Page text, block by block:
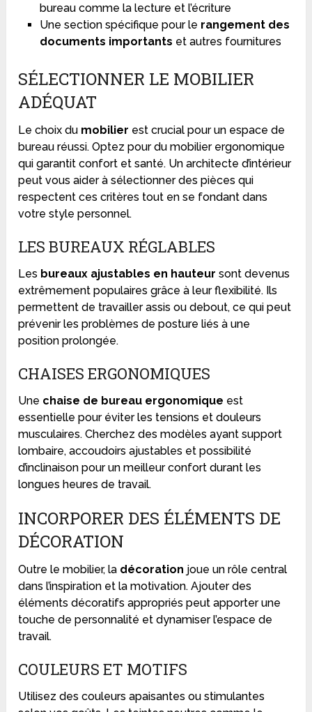
bureau comme la lecture et l’écriture
Une section spécifique pour le rangement des
documents importants et autres fournitures
SÉLECTIONNER LE MOBILIER
ADÉQUAT
Le choix du mobilier est crucial pour un espace de
bureau réussi. Optez pour du mobilier ergonomique
qui garantit confort et santé. Un architecte d’intérieur
peut vous aider à sélectionner des pièces qui
respectent ces critères tout en se fondant dans
votre style personnel.
LES BUREAUX RÉGLABLES
Les bureaux ajustables en hauteur sont devenus
extrêmement populaires grâce à leur flexibilité. Ils
permettent de travailler assis ou debout, ce qui peut
prévenir les problèmes de posture liés à une
position prolongée.
CHAISES ERGONOMIQUES
Une chaise de bureau ergonomique est
essentielle pour éviter les tensions et douleurs
musculaires. Cherchez des modèles ayant support
lombaire, accoudoirs ajustables et possibilité
d’inclinaison pour un meilleur confort durant les
longues heures de travail.
INCORPORER DES ÉLÉMENTS DE
DÉCORATION
Outre le mobilier, la décoration joue un rôle central
dans l’inspiration et la motivation. Ajouter des
éléments décoratifs appropriés peut apporter une
touche de personnalité et dynamiser l’espace de
travail.
COULEURS ET MOTIFS
Utilisez des couleurs apaisantes ou stimulantes